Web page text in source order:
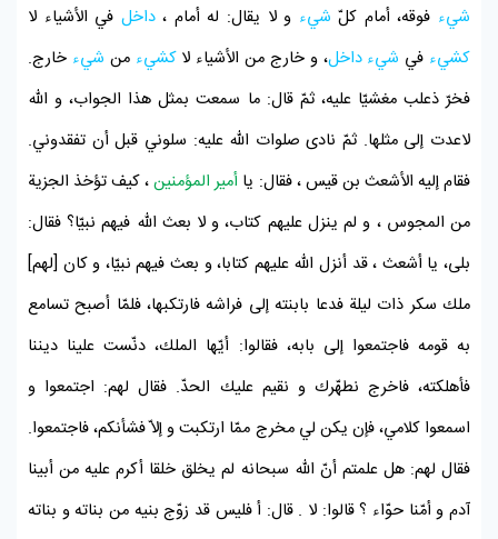
شيء فوقه، أمام كلّ شيء و لا يقال: له أمام ،داخل في الأشياء لا
كشيء في شيء داخل، و خارج من الأشياء لاكشيء من شيء خارج.
فخرّذعلب مغشيّا عليه، ثمّ قال: ما سمعت بمثل هذا الجواب، و اللّه
لاعدت إلى مثلها. ثمّ نادى صلوات اللّه عليه: سلوني قبل أن تفقدوني.
فقام إليه الأشعث بن قيس، فقال: يا أمير المؤمنين، كيف تؤخذ الجزية
من المجوس ، و لم ينزل عليهم كتاب، و لا بعث اللّه فيهم نبيّا؟ فقال:
بلى، ياأشعث ، قد أنزل اللّه عليهم كتابا، و بعث فيهم نبيّا، و كان [لهم]
ملك سكر ذات ليلة فدعا بابنته إلى فراشه فارتكبها، فلمّا أصبح تسامع
به قومه فاجتمعوا إلى بابه، فقالوا: أيّها الملك، دنّست علينا ديننا
فأهلكته، فاخرج نطهّرك و نقيم عليك الحدّ. فقال لهم: اجتمعوا و
اسمعوا كلامي، فإن يكن لي مخرج ممّا ارتكبت و إلاّ فشأنكم، فاجتمعوا.
فقال لهم: هل علمتم أنّ اللّه سبحانه لم يخلق خلقا أكرم عليه من أبينا
آدمو أمّنا حوّاء ؟ قالوا: لا . قال: أ فليس قد زوّج بنيه من بناته و بناته